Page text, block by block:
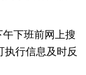
下班前网上搜
执行信息及时反